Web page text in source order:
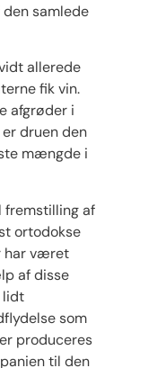
samlede
allerede
fik vin.
afgrøder i
druen den
mængde i
fremstilling af
ortodokse
har været
af disse
lidt
som
produceres
til den